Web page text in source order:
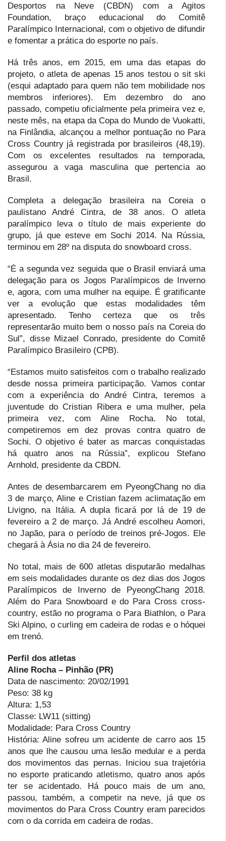
Desportos na Neve (CBDN) com a Agitos
Foundation, braço educacional do Comitê
Paralímpico Internacional, com o objetivo de difundir
e fomentar a prática do esporte no país.
Há três anos, em 2015, em uma das etapas do
projeto, o atleta de apenas 15 anos testou o sit ski
(esqui adaptado para quem não tem mobilidade nos
membros inferiores). Em dezembro do ano
passado, competiu oficialmente pela primeira vez e,
neste mês, na etapa da Copa do Mundo de Vuokatti,
na Finlândia, alcançou a melhor pontuação no Para
Cross Country já registrada por brasileiros (48,19).
Com os excelentes resultados na temporada,
assegurou a vaga masculina que pertencia ao
Brasil.
Completa a delegação brasileira na Coreia o
paulistano André Cintra, de 38 anos. O atleta
paralímpico leva o título de mais experiente do
grupo, já que esteve em Sochi 2014. Na Rússia,
terminou em 28º na disputa do snowboard cross.
“É a segunda vez seguida que o Brasil enviará uma
delegação para os Jogos Paralímpicos de Inverno
e, agora, com uma mulher na equipe. É gratificante
ver a evolução que estas modalidades têm
apresentado. Tenho certeza que os três
representarão muito bem o nosso país na Coreia do
Sul”, disse Mizael Conrado, presidente do Comitê
Paralímpico Brasileiro (CPB).
“Estamos muito satisfeitos com o trabalho realizado
desde nossa primeira participação. Vamos contar
com a experiência do André Cintra, teremos a
juventude do Cristian Ribera e uma mulher, pela
primeira vez, com Aline Rocha. No total,
competiremos em dez provas contra quatro de
Sochi. O objetivo é bater as marcas conquistadas
há quatro anos na Rússia”, explicou Stefano
Arnhold, presidente da CBDN.
Antes de desembarcarem em PyeongChang no dia
3 de março, Aline e Cristian fazem aclimatação em
Livigno, na Itália. A dupla ficará por lá de 19 de
fevereiro a 2 de março. Já André escolheu Aomori,
no Japão, para o período de treinos pré-Jogos. Ele
chegará à Ásia no dia 24 de fevereiro.
No total, mais de 600 atletas disputarão medalhas
em seis modalidades durante os dez dias dos Jogos
Paralímpicos de Inverno de PyeongChang 2018.
Além do Para Snowboard e do Para Cross cross-
country, estão no programa o Para Biathlon, o Para
Ski Alpino, o curling em cadeira de rodas e o hóquei
em trenó.
Perfil dos atletas
Aline Rocha – Pinhão (PR)
Data de nascimento: 20/02/1991
Peso: 38 kg
Altura: 1,53
Classe: LW11 (sitting)
Modalidade: Para Cross Country
História: Aline sofreu um acidente de carro aos 15
anos que lhe causou uma lesão medular e a perda
dos movimentos das pernas. Iniciou sua trajetória
no esporte praticando atletismo, quatro anos após
ter se acidentado. Há pouco mais de um ano,
passou, também, a competir na neve, já que os
movimentos do Para Cross Country eram parecidos
com o da corrida em cadeira de rodas.